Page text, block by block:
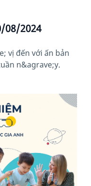
08/2024
vị đến với ấn bản
n&agrave;y.